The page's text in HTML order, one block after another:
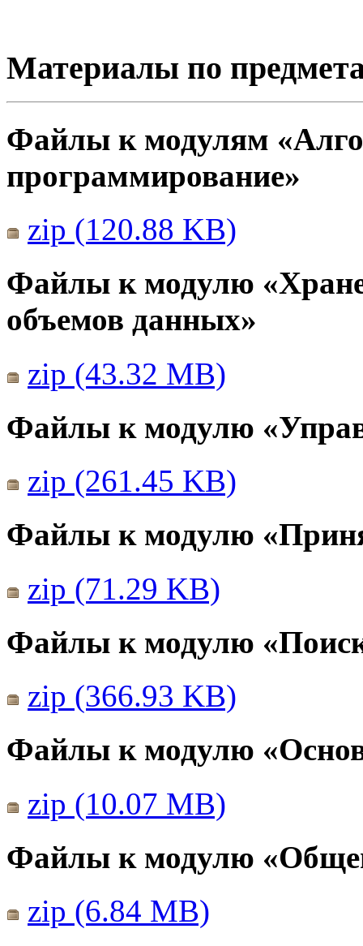
Материалы по
Файлы к модулям
программирование»
zip (120.88 KB)
Файлы к модулю
объемов данных»
zip (43.32 MB)
Файлы к модулю
zip (261.45 KB)
Файлы к модулю
zip (71.29 KB)
Файлы к модулю
zip (366.93 KB)
Файлы к модулю
zip (10.07 MB)
Файлы к модулю
zip (6.84 MB)